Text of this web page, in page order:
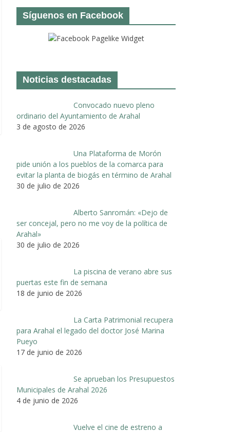
Síguenos en Facebook
Noticias destacadas
Convocado nuevo pleno
ordinario del Ayuntamiento de Arahal
3 de agosto de 2026
Una Plataforma de Morón
pide unión a los pueblos de la comarca para
evitar la planta de biogás en término de Arahal
30 de julio de 2026
Alberto Sanromán: «Dejo de
ser concejal, pero no me voy de la política de
Arahal»
30 de julio de 2026
La piscina de verano abre sus
puertas este fin de semana
18 de junio de 2026
La Carta Patrimonial recupera
para Arahal el legado del doctor José Marina
Pueyo
17 de junio de 2026
Se aprueban los Presupuestos
Municipales de Arahal 2026
4 de junio de 2026
Vuelve el cine de estreno a